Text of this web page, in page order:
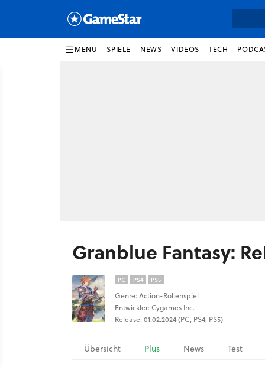
MENU SPIELE NEWS VIDEOS TECH
Granblue Fantasy:
PC PS4 PS5
Genre: Action-Rollenspiel
Entwickler: Cygames Inc.
Release: 01.02.2024 (PC, PS4, PS5)
Übersicht Plus News Test